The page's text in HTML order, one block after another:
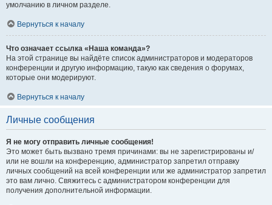
умолчанию в личном разделе.
Вернуться к началу
Что означает ссылка «Наша команда»?
На этой странице вы найдёте список администраторов и модераторов
конференции и другую информацию, такую как сведения о форумах,
которые они модерируют.
Вернуться к началу
Личные сообщения
Я не могу отправить личные сообщения!
Это может быть вызвано тремя причинами: вы не зарегистрированы и/
или не вошли на конференцию, администратор запретил отправку
личных сообщений на всей конференции или же администратор запретил
это вам лично. Свяжитесь с администратором конференции для
получения дополнительной информации.